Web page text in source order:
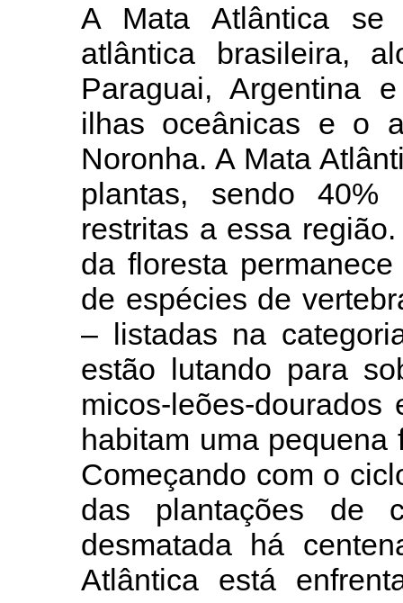
A Mata Atlântica
atlântica brasileira,
Paraguai, Argentina
ilhas oceânicas e o
Noronha. A Mata
plantas, sendo 40%
restritas a essa
da floresta
de espécies de
– listadas na
estão lutando para
micos-leões-
habitam uma
Começando com o
das plantações de
desmatada há
Atlântica está